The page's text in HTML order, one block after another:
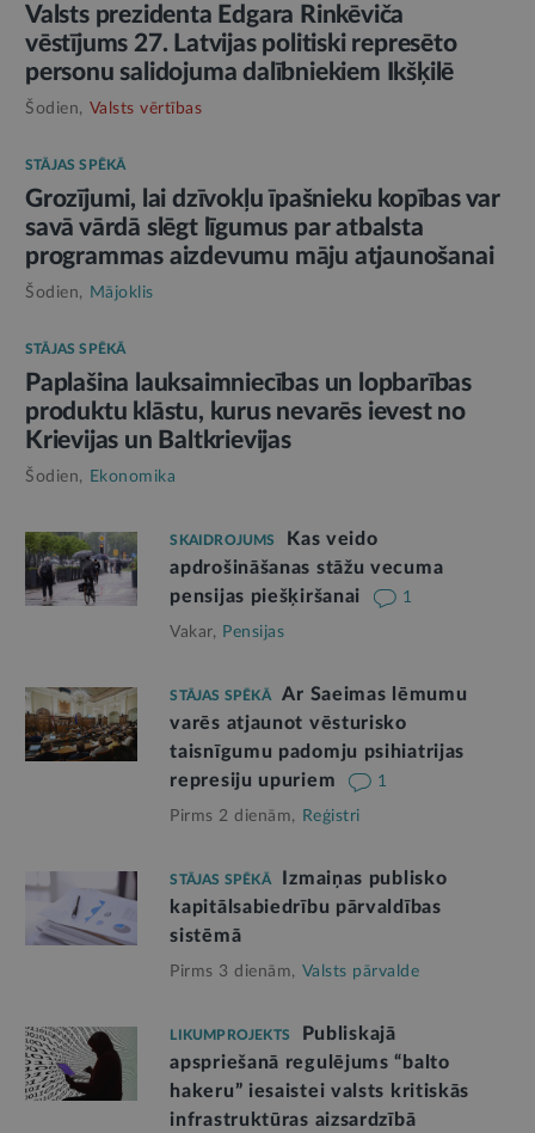
Valsts prezidenta Edgara Rinkēviča
vēstījums 27. Latvijas politiski represēto
personu salidojuma dalībniekiem Ikšķilē
Šodien, Valsts vērtības
STĀJAS SPĒKĀ
Grozījumi, lai dzīvokļu īpašnieku kopības var
savā vārdā slēgt līgumus par atbalsta
programmas aizdevumu māju atjaunošanai
Šodien, Mājoklis
STĀJAS SPĒKĀ
Paplašina lauksaimniecības un lopbarības
produktu klāstu, kurus nevarēs ievest no
Krievijas un Baltkrievijas
Šodien, Ekonomika
SKAIDROJUMS
Kas veido
apdrošināšanas stāžu vecuma
pensijas piešķiršanai
1
Vakar, Pensijas
STĀJAS SPĒKĀ
Ar Saeimas lēmumu
varēs atjaunot vēsturisko
taisnīgumu padomju psihiatrijas
represiju upuriem
1
Pirms 2 dienām, Reģistri
STĀJAS SPĒKĀ
Izmaiņas publisko
kapitālsabiedrību pārvaldības
sistēmā
Pirms 3 dienām, Valsts pārvalde
LIKUMPROJEKTS
Publiskajā
apspriešanā regulējums “balto
hakeru” iesaistei valsts kritiskās
infrastruktūras aizsardzībā